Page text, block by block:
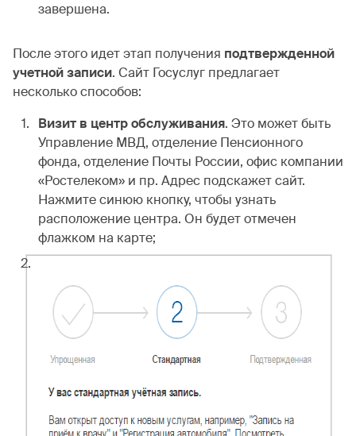
завершена.
После этого идет этап получения подтвержденной
учетной записи. Сайт Госуслуг предлагает
несколько способов:
Визит в центр обслуживания. Это может быть
Управление МВД, отделение Пенсионного
фонда, отделение Почты России, офис компании
«Ростелеком» и пр. Адрес подскажет сайт.
Нажмите синюю кнопку, чтобы узнать
расположение центра. Он будет отмечен
флажком на карте;